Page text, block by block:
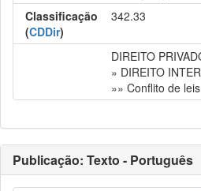
Classificação
(CDDir)
342.33
DIREITO
» DIREITO
»» Conflito de
Publicação: Texto - Português